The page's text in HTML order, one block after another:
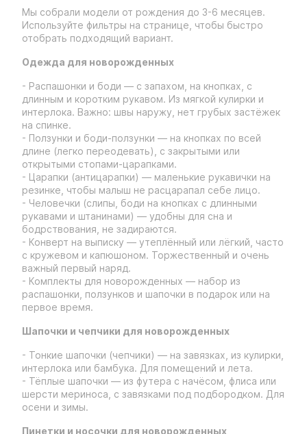
Мы собрали модели от рождения до 3-6 месяцев.
Используйте фильтры на странице, чтобы быстро
отобрать подходящий вариант.
Одежда для новорожденных
- Распашонки и боди — с запахом, на кнопках, с
длинным и коротким рукавом. Из мягкой кулирки и
интерлока. Важно: швы наружу, нет грубых застёжек
на спинке.
- Ползунки и боди-ползунки — на кнопках по всей
длине (легко переодевать), с закрытыми или
открытыми стопами-царапками.
- Царапки (антицарапки) — маленькие рукавички на
резинке, чтобы малыш не расцарапал себе лицо.
- Человечки (слипы, боди на кнопках с длинными
рукавами и штанинами) — удобны для сна и
бодрствования, не задираются.
- Конверт на выписку — утеплённый или лёгкий, часто
с кружевом и капюшоном. Торжественный и очень
важный первый наряд.
- Комплекты для новорожденных — набор из
распашонки, ползунков и шапочки в подарок или на
первое время.
Шапочки и чепчики для новорожденных
- Тонкие шапочки (чепчики) — на завязках, из кулирки,
интерлока или бамбука. Для помещений и лета.
- Тёплые шапочки — из футера с начёсом, флиса или
шерсти мериноса, с завязками под подбородком. Для
осени и зимы.
Пинетки и носочки для новорожденных